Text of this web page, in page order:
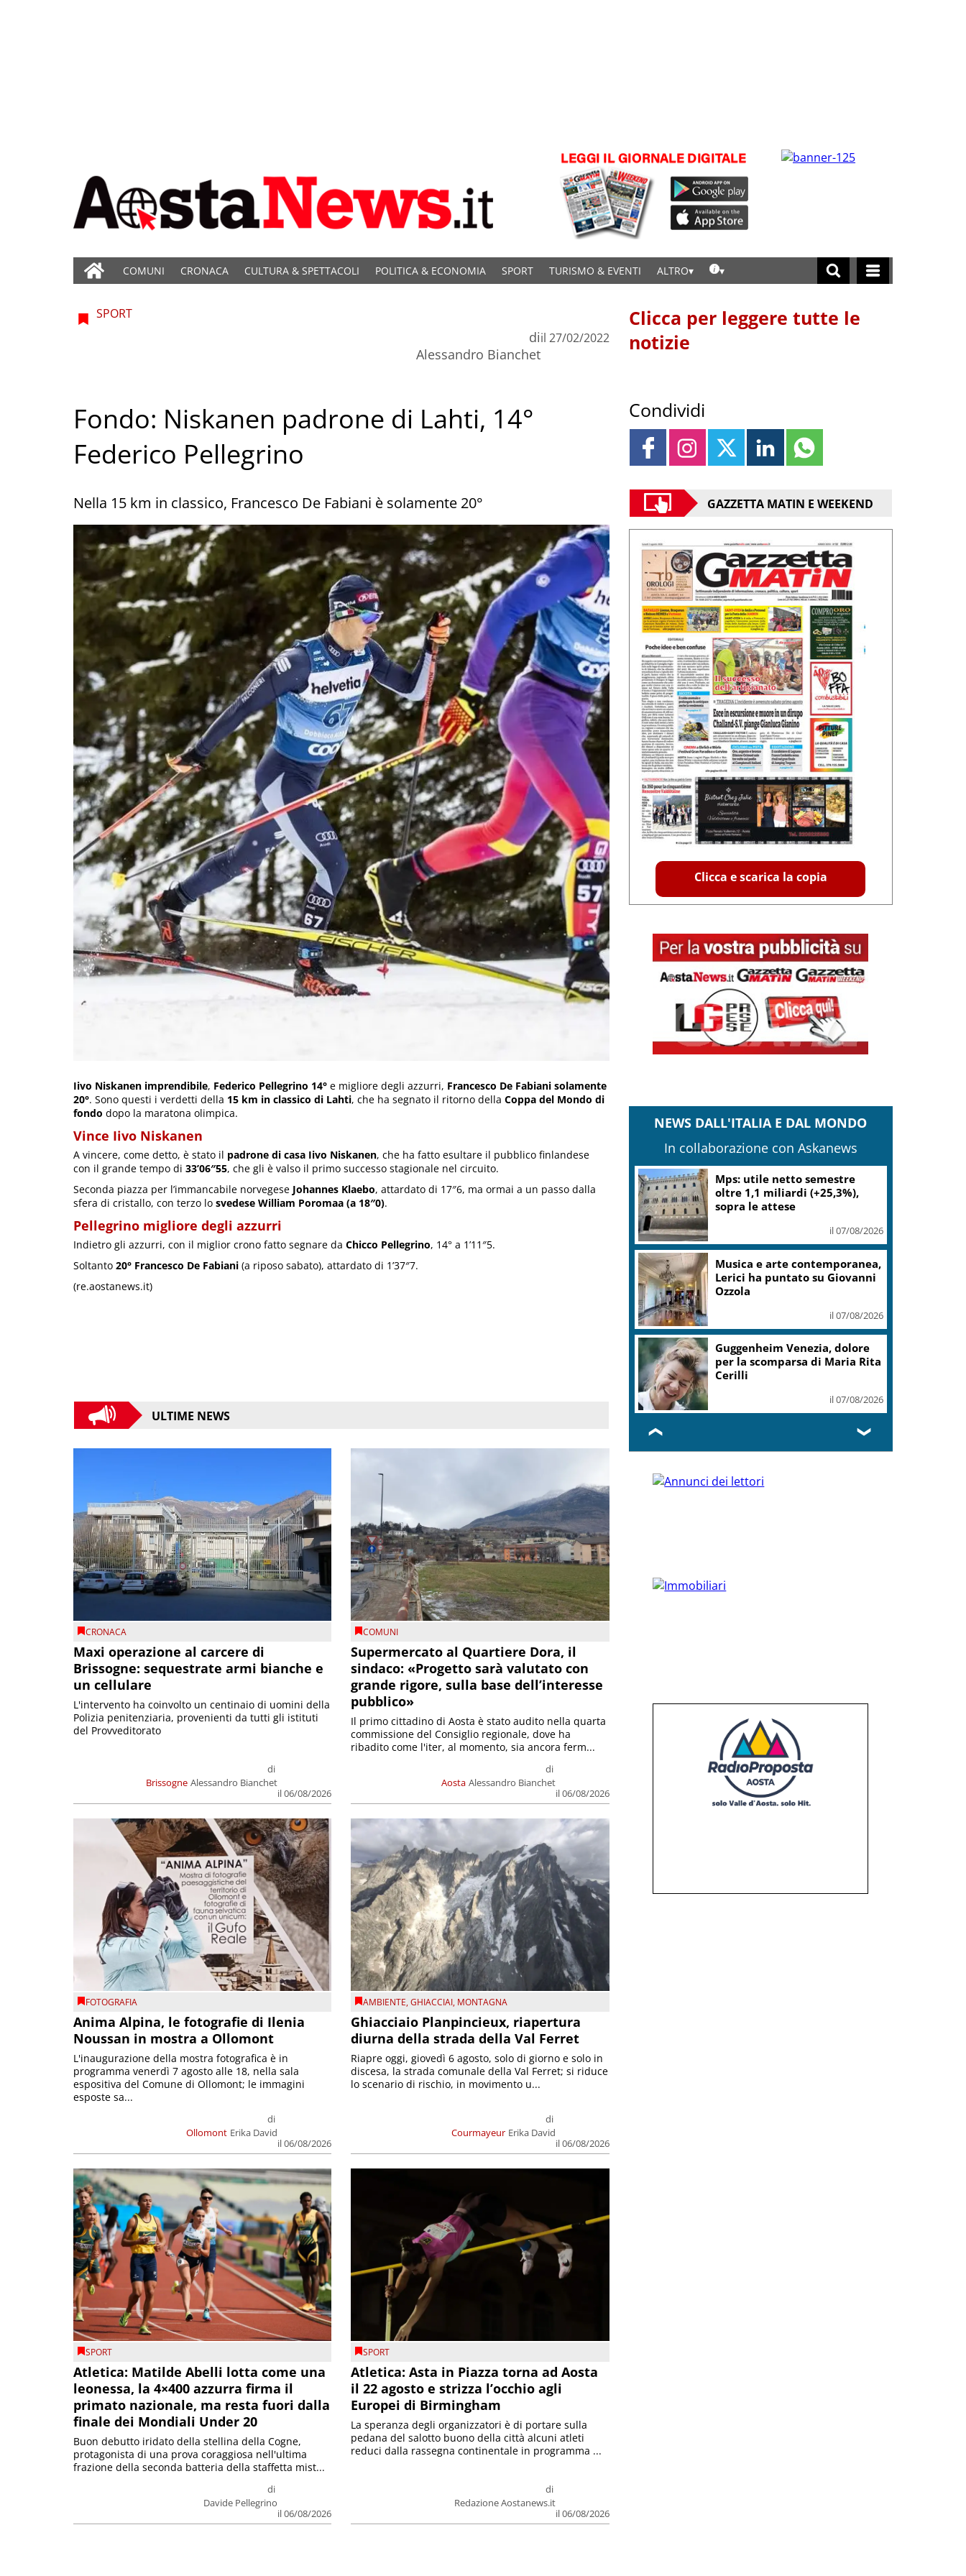
COMUNI CRONACA CULTURA & SPETTACOLI POLITICA & ECONOMIA SPORT TURISMO & EVENTI ALTRO
SPORT
di
Alessandro Bianchet
il 27/02/2022
Fondo: Niskanen padrone di Lahti, 14°
Federico Pellegrino
Nella 15 km in classico, Francesco De Fabiani è solamente 20°
Iivo Niskanen imprendibile, Federico Pellegrino 14° e migliore degli azzurri, Francesco De Fabiani solamente
20°. Sono questi i verdetti della 15 km in classico di Lahti, che ha segnato il ritorno della Coppa del Mondo di
fondo dopo la maratona olimpica.
Vince Iivo Niskanen
A vincere, come detto, è stato il padrone di casa Iivo Niskanen, che ha fatto esultare il pubblico finlandese
con il grande tempo di 33’06″55, che gli è valso il primo successo stagionale nel circuito.
Seconda piazza per l’immancabile norvegese Johannes Klaebo, attardato di 17″6, ma ormai a un passo dalla
sfera di cristallo, con terzo lo svedese William Poromaa (a 18″0).
Pellegrino migliore degli azzurri
Indietro gli azzurri, con il miglior crono fatto segnare da Chicco Pellegrino, 14° a 1’11″5.
Soltanto 20° Francesco De Fabiani (a riposo sabato), attardato di 1’37″7.
(re.aostanews.it)
ULTIME NEWS
CRONACA
Maxi operazione al carcere di
Brissogne: sequestrate armi bianche e
un cellulare
Brissogne
di
Alessandro Bianchet
il 06/08/2026
L'intervento ha coinvolto un centinaio di uomini della
Polizia penitenziaria, provenienti da tutti gli istituti
del Provveditorato
COMUNI
Supermercato al Quartiere Dora, il
sindaco: «Progetto sarà valutato con
grande rigore, sulla base dell’interesse
pubblico»
Aosta
di
Alessandro Bianchet
il 06/08/2026
Il primo cittadino di Aosta è stato audito nella quarta
commissione del Consiglio regionale, dove ha
ribadito come l'iter, al momento, sia ancora ferm...
FOTOGRAFIA
Anima Alpina, le fotografie di Ilenia
Noussan in mostra a Ollomont
Ollomont
di
Erika David
il 06/08/2026
L'inaugurazione della mostra fotografica è in
programma venerdì 7 agosto alle 18, nella sala
espositiva del Comune di Ollomont; le immagini
esposte sa...
AMBIENTE,GHIACCIAI, MONTAGNA
Ghiacciaio Planpincieux, riapertura
diurna della strada della Val Ferret
Courmayeur
di
Erika David
il 06/08/2026
Riapre oggi, giovedì 6 agosto, solo di giorno e solo in
discesa, la strada comunale della Val Ferret; si riduce
lo scenario di rischio, in movimento u...
SPORT
Atletica: Matilde Abelli lotta come una
leonessa, la 4×400 azzurra firma il
primato nazionale, ma resta fuori dalla
finale dei Mondiali Under 20
di
Davide Pellegrino
il 06/08/2026
Buon debutto iridato della stellina della Cogne,
protagonista di una prova coraggiosa nell'ultima
frazione della seconda batteria della staffetta mist...
SPORT
Atletica: Asta in Piazza torna ad Aosta
il 22 agosto e strizza l’occhio agli
Europei di Birmingham
di
Redazione Aostanews.it
il 06/08/2026
La speranza degli organizzatori è di portare sulla
pedana del salotto buono della città alcuni atleti
reduci dalla rassegna continentale in programma ...
Clicca per leggere tutte le
notizie
Condividi
GAZZETTA MATIN E WEEKEND
Clicca e scarica la copia
NEWS DALL'ITALIA E DAL MONDO
In collaborazione con Askanews
Mps: utile netto semestre
oltre 1,1 miliardi (+25,3%),
sopra le attese
il 07/08/2026
Musica e arte contemporanea,
Lerici ha puntato su Giovanni
Ozzola
il 07/08/2026
Guggenheim Venezia, dolore
per la scomparsa di Maria Rita
Cerilli
il 07/08/2026
❮ ❯